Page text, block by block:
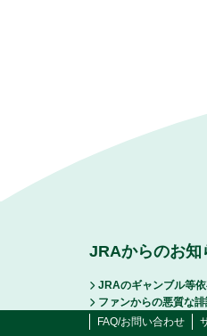
JRAからのお知
JRAのギャンブル等
ファンからの悪質な
FAQ/お問い合わせ